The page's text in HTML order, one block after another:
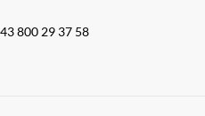
800 29 37 58